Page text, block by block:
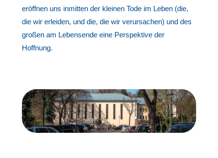
eröffnen uns inmitten der kleinen Tode im Leben (die,
die wir erleiden, und die, die wir verursachen) und des
großen am Lebensende eine Perspektive der
Hoffnung.